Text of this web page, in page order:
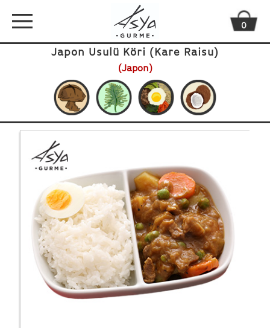
0
Japon Usulü Köri (Kare Raisu)
(Japon)